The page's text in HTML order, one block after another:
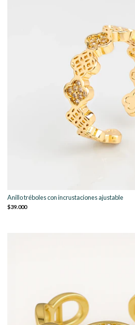
Anillo tréboles con incrustaciones ajustable
$39.000